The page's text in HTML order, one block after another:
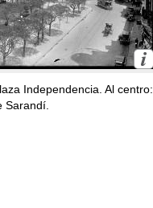
Independencia. Al centro:
Sarandí.